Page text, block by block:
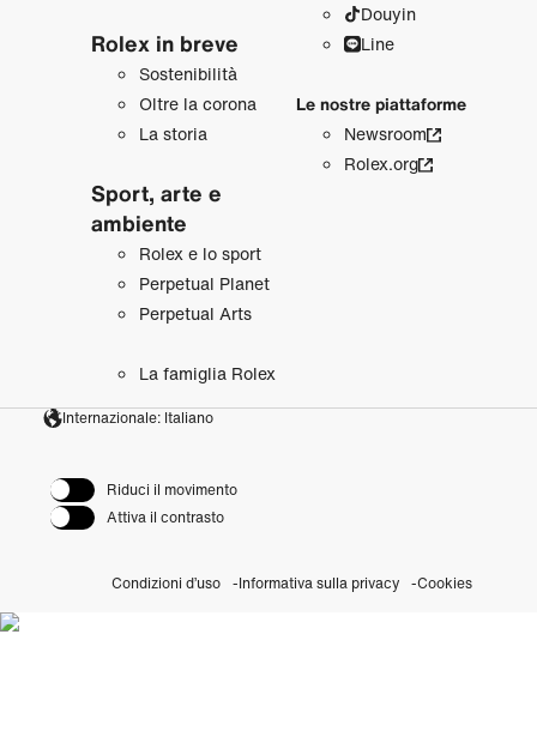
Rolex in breve
Sostenibilità
Oltre la corona
La storia
Sport, arte e
ambiente
Rolex e lo sport
Perpetual Planet
Perpetual Arts
La famiglia Rolex
Douyin
Line
Le nostre piattaforme
Newsroom
Rolex.org
Internazionale: Italiano
Riduci il movimento
Attiva il contrasto
Condizioni d’uso Informativa sulla privacy Cookies